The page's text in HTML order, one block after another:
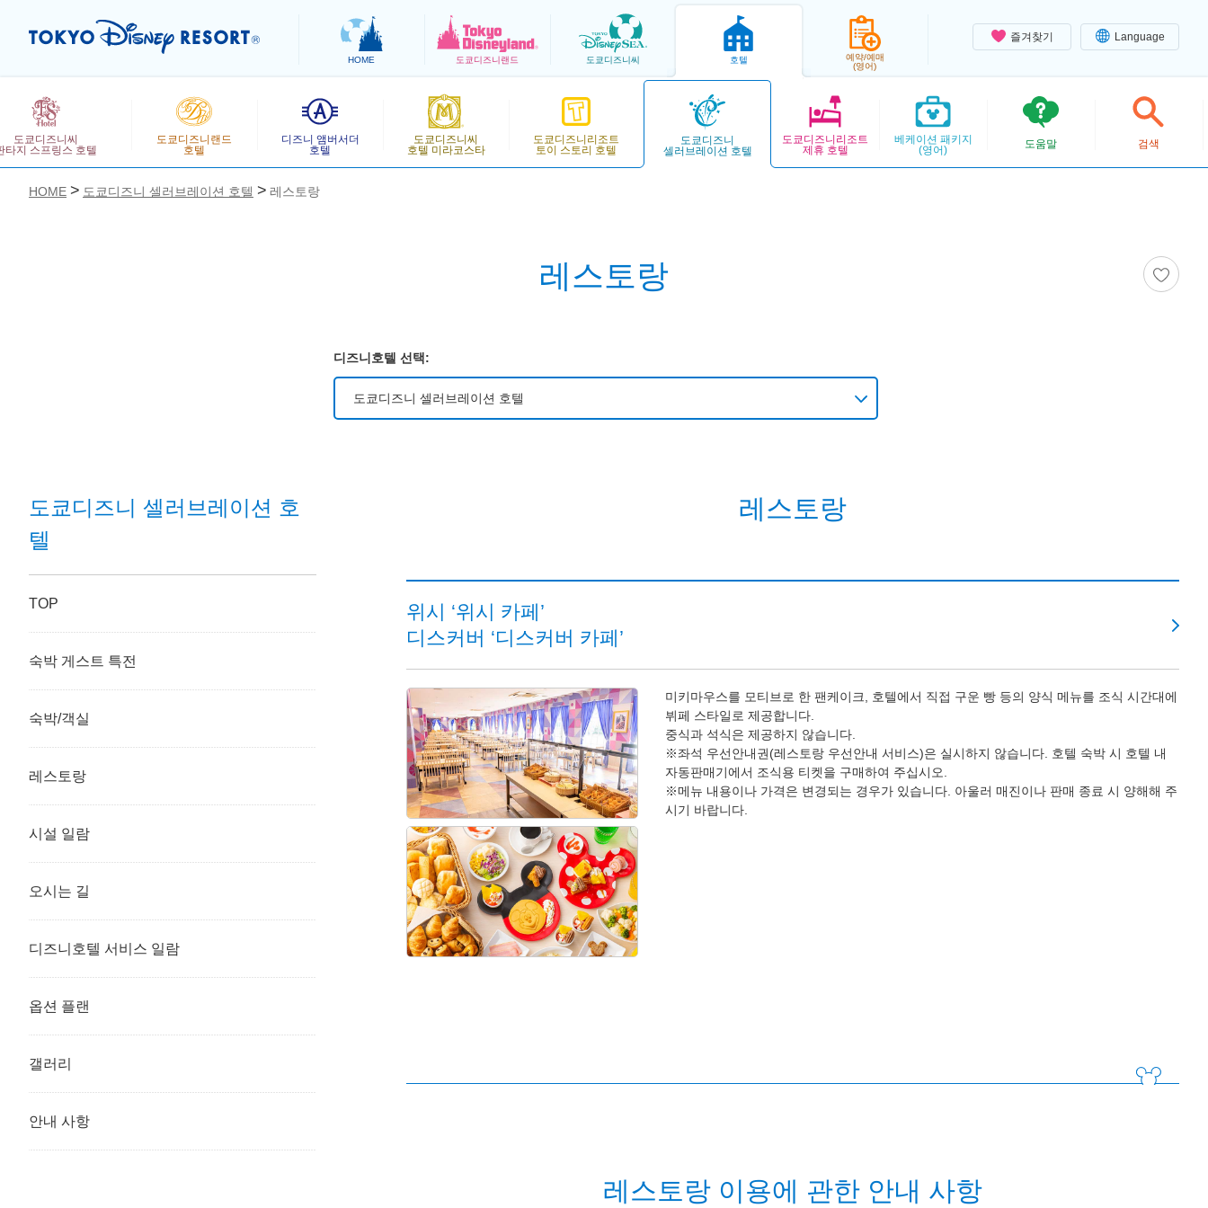
즐겨찾기 Language
HOME 도쿄디즈니랜드 도쿄디즈니씨 호텔
예약/예매
(영어)
도쿄디즈니씨
타지 스프링스 호텔
도쿄디즈니랜드
호텔
디즈니 앰버서더
호텔
도쿄디즈니씨
호텔 미라코스타
도쿄디즈니리조트
토이 스토리 호텔
도쿄디즈니
셀러브레이션 호텔
도쿄디즈니리조트
제휴 호텔
베케이션 패키지
(영어)
도움말 검색
HOME 도쿄디즈니 셀러브레이션 호텔 레스토랑
레스토랑
디즈니호텔 선택:
도쿄디즈니 셀러브레이션 호텔
도쿄디즈니씨 호텔 미라코스타
도쿄디즈니리조트 토이 스토리 호텔
도쿄디즈니 셀러브레이션 호텔
레스토랑
위시 ‘위시 카페’
디스커버 ‘디스커버 카페’
미키마우스를 모티브로 한 팬케이크, 호텔에서 직접 구운 빵 등의 양식 메뉴를 조식 시간대에
뷔페 스타일로 제공합니다.
중식과 석식은 제공하지 않습니다.
※좌석 우선안내권(레스토랑 우선안내 서비스)은 실시하지 않습니다. 호텔 숙박 시 호텔 내
자동판매기에서 조식용 티켓을 구매하여 주십시오.
※메뉴 내용이나 가격은 변경되는 경우가 있습니다. 아울러 매진이나 판매 종료 시 양해해 주
시기 바랍니다.
레스토랑 이용에 관한 안내 사항
도쿄디즈니 셀러브레이션 호
텔
TOP
숙박 게스트 특전
숙박/객실
레스토랑
시설 일람
오시는 길
디즈니호텔 서비스 일람
옵션 플랜
갤러리
안내 사항